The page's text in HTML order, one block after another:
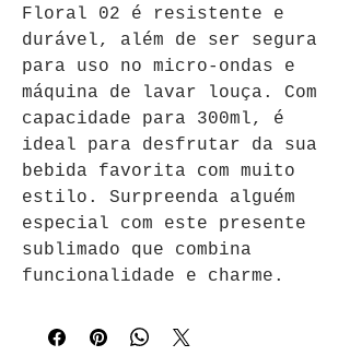
Floral 02 é resistente e
durável, além de ser segura
para uso no micro-ondas e
máquina de lavar louça. Com
capacidade para 300ml, é
ideal para desfrutar da sua
bebida favorita com muito
estilo. Surpreenda alguém
especial com este presente
sublimado que combina
funcionalidade e charme.